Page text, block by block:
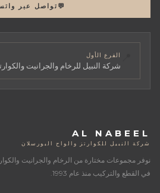
💬 تواصل عبر
الفرع الأول
شركة النبيل للرخام والجرانيت
AL NABEEL
شركة النبيل للكوارتز والواح البورسلان
نوفر مجموعات مختارة من الرخام والجرانيت
في القطع والتركيب منذ عام 1993.